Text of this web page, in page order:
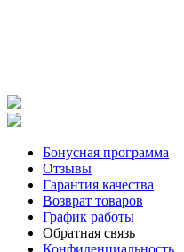
Бонусная программа
Отзывы
Гарантия качества
Возврат товаров
График работы
Обратная связь
Конфиденциальность